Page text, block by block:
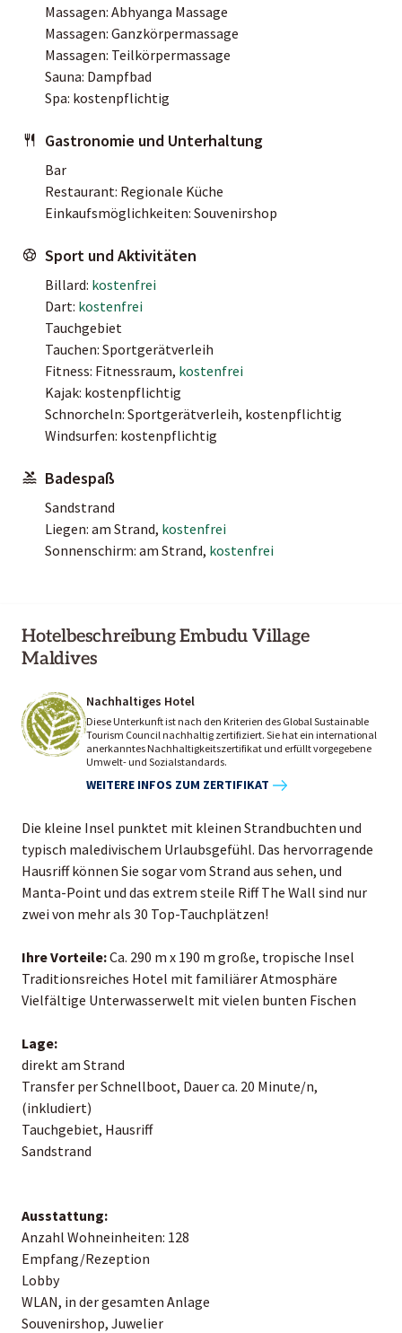
Massagen: Abhyanga Massage
Massagen: Ganzkörpermassage
Massagen: Teilkörpermassage
Sauna: Dampfbad
Spa: kostenpflichtig
Gastronomie und Unterhaltung
Bar
Restaurant: Regionale Küche
Einkaufsmöglichkeiten: Souvenirshop
Sport und Aktivitäten
Billard: kostenfrei
Dart: kostenfrei
Tauchgebiet
Tauchen: Sportgerätverleih
Fitness: Fitnessraum, kostenfrei
Kajak: kostenpflichtig
Schnorcheln: Sportgerätverleih, kostenpflichtig
Windsurfen: kostenpflichtig
Badespaß
Sandstrand
Liegen: am Strand, kostenfrei
Sonnenschirm: am Strand, kostenfrei
Hotelbeschreibung Embudu Village
Maldives
Nachhaltiges Hotel
Diese Unterkunft ist nach den Kriterien des Global Sustainable
Tourism Council nachhaltig zertifiziert. Sie hat ein international
anerkanntes Nachhaltigkeitszertifikat und erfüllt vorgegebene
Umwelt- und Sozialstandards.
WEITERE INFOS ZUM ZERTIFIKAT
Die kleine Insel punktet mit kleinen Strandbuchten und
typisch maledivischem Urlaubsgefühl. Das hervorragende
Hausriff können Sie sogar vom Strand aus sehen, und
Manta-Point und das extrem steile Riff The Wall sind nur
zwei von mehr als 30 Top-Tauchplätzen!
Ihre Vorteile:Ca. 290 m x 190 m große, tropische Insel
Traditionsreiches Hotel mit familiärer Atmosphäre
Vielfältige Unterwasserwelt mit vielen bunten Fischen
Lage:
direkt am Strand
Transfer per Schnellboot, Dauer ca. 20 Minute/n,
(inkludiert)
Tauchgebiet, Hausriff
Sandstrand
Ausstattung:
Anzahl Wohneinheiten: 128
Empfang/Rezeption
Lobby
WLAN, in der gesamten Anlage
Souvenirshop, Juwelier